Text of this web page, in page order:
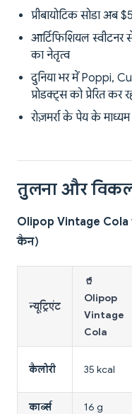
प्रीबायोटिक सोडा अब
आर्टिफिशियल
का नेतृत्व
दुनिया भर में Poppi,
प्रोडक्ट्स को प्रेरित कर
रोज़मर्रा के पेय के
तुलना और
Olipop Vintage Cola
कैन)
न्यूट्रिएंट
🥤
Olipop
Vintage
Cola
कैलोरी 35 kcal
कार्ब्स 16 g